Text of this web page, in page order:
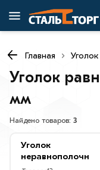
Главная
Уголок
мм
Найдено товаров: 3
Уголок
неравнополочный
Фильтры
×
Со
скидкой
руб.
—